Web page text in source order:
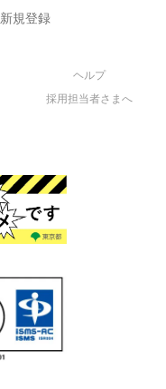
新規登録
ヘルプ
採用担当者さまへ